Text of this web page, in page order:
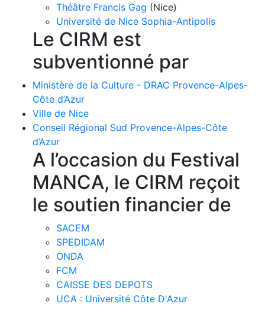
Théâtre Francis Gag (Nice)
Université de Nice Sophia-Antipolis
Le CIRM est
subventionné par
Ministère de la Culture - DRAC Provence-Alpes-
Côte d’Azur
Ville de Nice
Conseil Régional Sud Provence-Alpes-Côte
d’Azur
A l’occasion du Festival
MANCA, le CIRM reçoit
le soutien financier de
SACEM
SPEDIDAM
ONDA
FCM
CAISSE DES DEPOTS
UCA : Université Côte D'Azur